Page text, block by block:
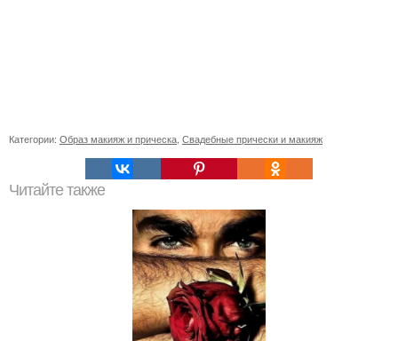
Категории: Образ макияж и прическа Свадебные прически и макияж
Читайте также